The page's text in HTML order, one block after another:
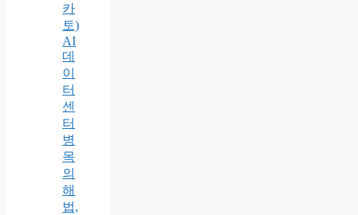
카
토)
AI
데
이
터
센
터
병
목
의
해
법,